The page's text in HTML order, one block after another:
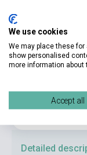
Publisher
Date of
Language
Detailed
We use cookies
We may place these
show personalised
more information about
Accept all